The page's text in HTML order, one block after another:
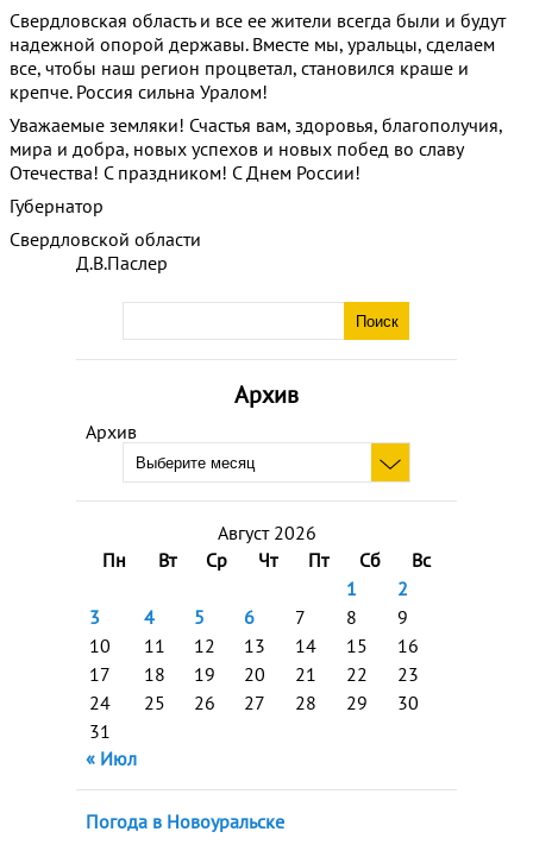
Архив
Архив
Август 2026
Пн
Вт Ср Чт Пт Сб
Вс
1
2
3
4 5 6 7 8
9
10
11 12 13 14 15
16
17
18 19 20 21 22
23
24
25 26 27 28 29
30
31
« Июл
Погода в Новоуральске
Свердловская область и все ее жители всегда были и будут
надежной опорой державы. Вместе мы, уральцы, сделаем
все, чтобы наш регион процветал, становился краше и
крепче. Россия сильна Уралом!
Уважаемые земляки! Счастья вам, здоровья, благополучия,
мира и добра, новых успехов и новых побед во славу
Отечества! С праздником! С Днем России!
Губернатор
Свердловской области
Д.В.Паслер